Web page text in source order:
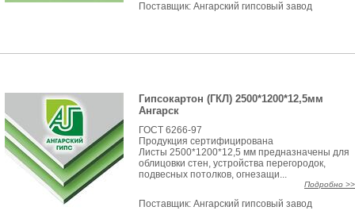
Поставщик: Ангарский гипсовый завод
Гипсокартон (ГКЛ) 2500*1200*12,5мм
Ангарск
ГОСТ 6266-97
Продукция сертифицирована
Листы 2500*1200*12,5 мм предназначены для
облицовки стен, устройства перегородок,
подвесных потолков, огнезащи...
Подробно >>
Поставщик: Ангарский гипсовый завод